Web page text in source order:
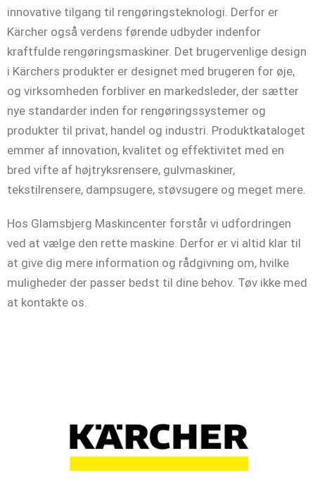
innovative tilgang til rengøringsteknologi. Derfor er
Kärcher også verdens førende udbyder indenfor
kraftfulde rengøringsmaskiner. Det brugervenlige design
i Kärchers produkter er designet med brugeren for øje,
og virksomheden forbliver en markedsleder, der sætter
nye standarder inden for rengøringssystemer og
produkter til privat, handel og industri. Produktkataloget
emmer af innovation, kvalitet og effektivitet med en
bred vifte af højtryksrensere, gulvmaskiner,
tekstilrensere, dampsugere, støvsugere og meget mere.
Hos Glamsbjerg Maskincenter forstår vi udfordringen
ved at vælge den rette maskine. Derfor er vi altid klar til
at give dig mere information og rådgivning om, hvilke
muligheder der passer bedst til dine behov. Tøv ikke med
at kontakte os.